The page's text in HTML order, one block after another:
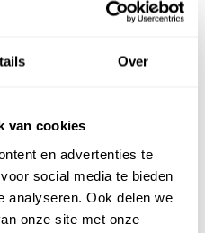
Over
van cookies
en advertenties te
social media te bieden
analyseren. Ook delen we
onze site met onze
2,5 mtr
Vario - PVC Kliklijst wit -
2 mtr
Artikelnummer: 13350